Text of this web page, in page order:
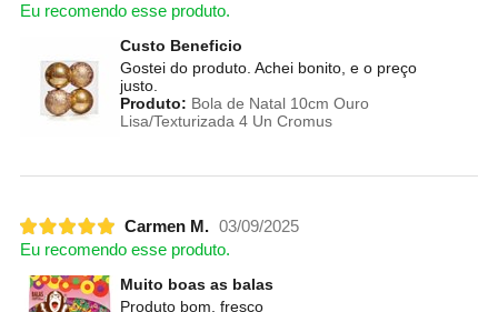
Eu recomendo esse produto.
Custo Beneficio
Gostei do produto. Achei bonito, e o preço
justo.
Produto: Bola de Natal 10cm Ouro
Lisa/Texturizada 4 Un Cromus
Carmen M. 03/09/2025
Eu recomendo esse produto.
Muito boas as balas
Produto bom, fresco